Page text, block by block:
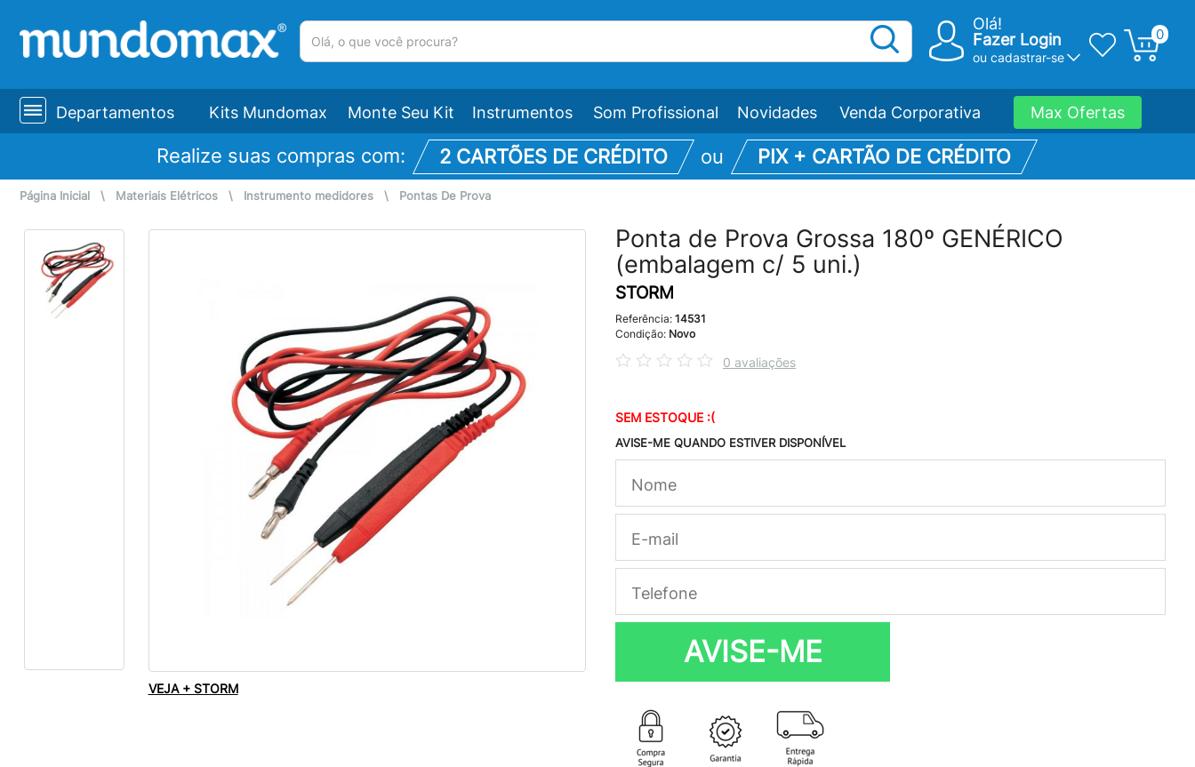
Olá!
Fazer Login
ou cadastrar-se
0
Departamentos Kits Mundomax Monte Seu Kit Instrumentos Som Profissional Novidades Venda Corporativa Max Ofertas
Realize suas compras com: 2 CARTÕES DE CRÉDITO ou PIX + CARTÃO DE CRÉDITO
Página Inicial \ Materiais Elétricos \ Instrumento medidores \ Pontas De Prova
VEJA + STORM
Ponta de Prova Grossa 180º GENÉRICO
(embalagem c/ 5 uni.)
STORM
Referência: 14531
Condição: Novo
0 avaliações
SEM ESTOQUE :(
AVISE-ME QUANDO ESTIVER DISPONÍVEL
AVISE-ME